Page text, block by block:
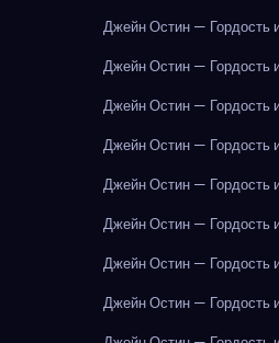
Джейн Остин — Гордость
Джейн Остин — Гордость
Джейн Остин — Гордость
Джейн Остин — Гордость
Джейн Остин — Гордость
Джейн Остин — Гордость
Джейн Остин — Гордость
Джейн Остин — Гордость